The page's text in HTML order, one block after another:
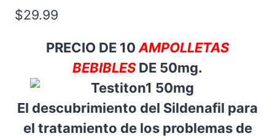
$29.99
PRECIO DE 10 AMPOLLETAS
BEBIBLESDE 50mg.
El descubrimiento del Sildenafil para
el tratamiento de los problemas de